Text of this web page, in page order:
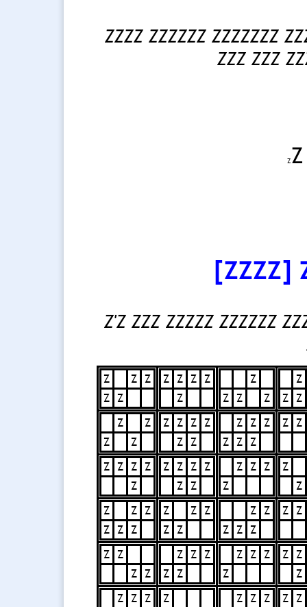
ZZZZ ZZZZZZ ZZZZZZZ
ZZZ ZZZ
ZZ
[ZZZZ]
Z'Z ZZZ ZZZZZ ZZZZZZ
Z Z Z
Z Z
Z Z Z Z
Z
Z
Z Z Z
Z
Z Z
Z
Z
Z
Z
Z Z Z Z
Z Z
Z Z Z
Z Z Z
Z Z
Z Z Z Z
Z
Z Z Z Z
Z Z
Z Z Z
Z
Z
Z
Z
Z Z
Z Z Z
Z Z Z
Z Z
Z Z
Z Z Z
Z Z
Z Z
Z Z
Z Z Z
Z Z
Z Z Z
Z
Z Z
Z
Z Z Z
Z
Z Z Z
Z Z